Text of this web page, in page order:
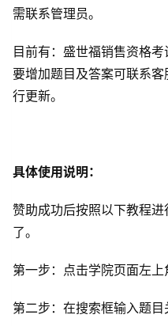
需联系管理员。
目前有：盛世福销售资格
要增加题目及答案可联系
行更新。
具体使用说明：
赞助成功后按照以下教程
了。
第一步：点击学院页面左上
第二步：在搜索框输入题